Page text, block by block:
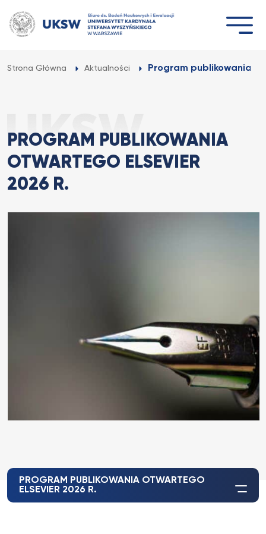
do
treści
Strona Główna Aktualności Program publikowania
PROGRAM PUBLIKOWANIA
OTWARTEGO ELSEVIER
2026 R.
PROGRAM PUBLIKOWANIA OTWARTEGO
ELSEVIER 2026 R.